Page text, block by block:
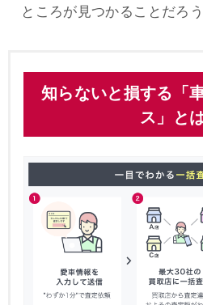
ところが見つかることだろう
知らないと損する「
ス」と